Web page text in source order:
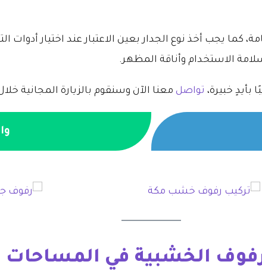
كما يجب أخذ نوع الجدار بعين الاعتبار عند اختيار أدوات
الاستخدام وأناقة المظهر.
بأيدٍ خبيرة، تواصل معنا الآن وسنقوم بالزيارة المجانية خلال 24
الخشبية في المساحات